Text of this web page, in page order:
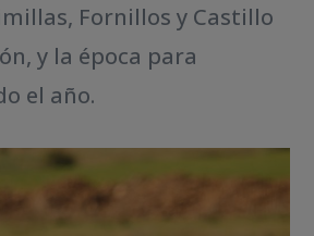
Fornillos y Castillo
y la época para
el año.